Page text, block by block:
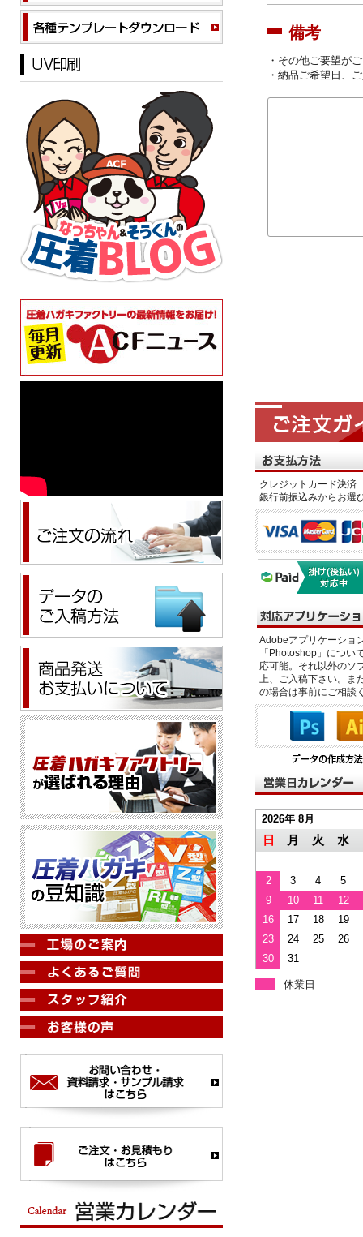
備考
・その他ご要望が
・納品ご希望日、
クレジットカード決
銀行前振込みからお選
Adobeアプリケーショ
「Photoshop」につい
応可能。それ以外のソ
上、ご入稿下さい。ま
の場合は事前にご相談
2026年 8月
日 月 火 水
2 3 4
5
9
10 11
12
16
17 18
19
23
24 25
26
30
31
休業日